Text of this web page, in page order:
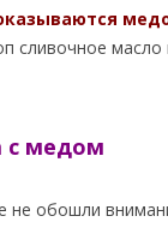
сливочное
с медом
обошли